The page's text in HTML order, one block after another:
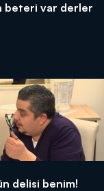
beteri var derler
delisi benim!